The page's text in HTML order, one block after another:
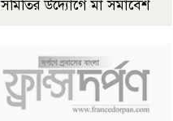
সমিতির উদ্যোগে মা সমাবেশ